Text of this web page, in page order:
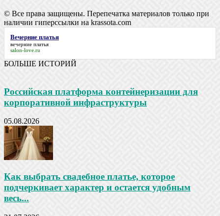
© Все права защищены. Перепечатка материалов только при
наличии гиперссылки на krassota.com
Вечерние платья
вечерние платья
salon-love.ru
БОЛЬШЕ ИСТОРИЙ
Российская платформа контейнеризации для
корпоративной инфраструктуры
05.08.2026
Как выбрать свадебное платье, которое
подчеркивает характер и остается удобным
весь...